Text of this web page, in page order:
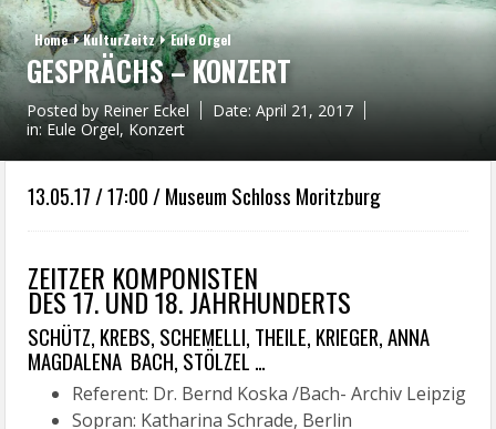
Home KulturZeitz Eule Orgel
GESPRÄCHS – KONZERT
Posted byReiner Eckel Date:April 21, 2017
in: Eule Orgel, Konzert
13.05.17 / 17:00 / Museum Schloss Moritzburg
ZEITZER KOMPONISTEN
DES 17. UND 18. JAHRHUNDERTS
SCHÜTZ, KREBS, SCHEMELLI, THEILE, KRIEGER, ANNA
MAGDALENA BACH, STÖLZEL …
Referent: Dr. Bernd Koska /Bach- Archiv Leipzig
Sopran: Katharina Schrade, Berlin